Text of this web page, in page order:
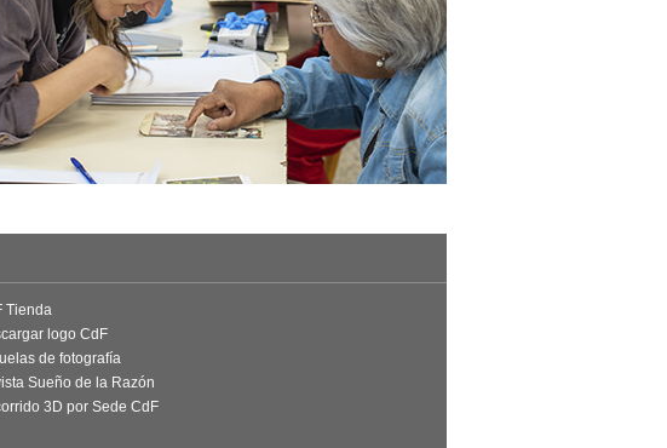
Tienda
logo CdF
de fotografía
Sueño de la Razón
3D por Sede CdF